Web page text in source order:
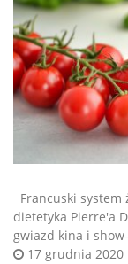
17 grudnia 2020
Francuski system
dietetyka Pierre'a
gwiazd kina i